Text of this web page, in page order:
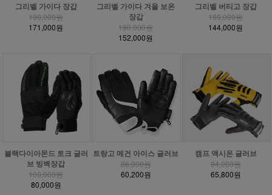
그리벨 가이다 장갑
190,000원
171,000원
그리벨 가이다 겨울 보온
장갑
190,000원
152,000원
그리벨 버티고 장갑
160,000원
144,000원
블랙다이아몬드 토크 글러
브 빙벽장갑
100,000원
80,000원
트랑고 메건 아이스 글러브
86,000원
60,200원
캠프 액시온 글러브
94,000원
65,800원